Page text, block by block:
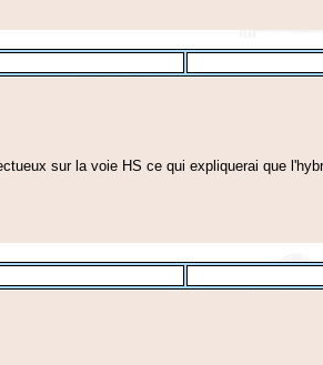
sur la voie HS ce qui expliquerai que